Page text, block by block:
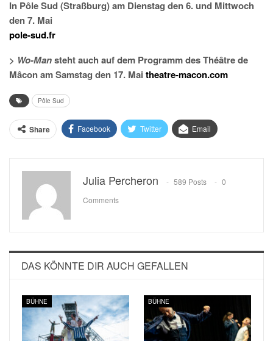
In Pôle Sud (Straßburg) am Dienstag den 6. und Mittwoch
den 7. Mai
pole-sud.fr
> Wo-Mansteht auch auf dem Programm des Théâtre de
Mâcon am Samstag den 17. Mai theatre-macon.com
Pôle Sud
Share Facebook Twitter Email
Julia Percheron 589 Posts
0
Comments
DAS KÖNNTE DIR AUCH GEFALLEN
BÜHNE BÜHNE